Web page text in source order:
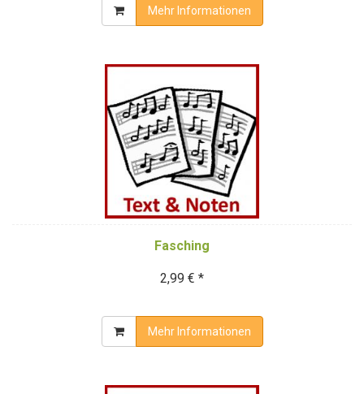
Mehr Informationen
Fasching
2,99 € *
Mehr Informationen